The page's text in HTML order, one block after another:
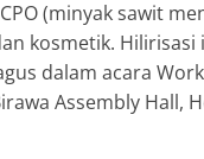
(minyak sawit
kosmetik.
dalam acara
Assembly Hall,